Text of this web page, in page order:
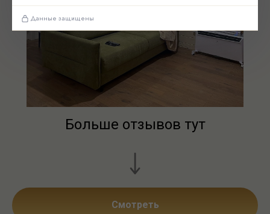
Данные защищены
Больше отзывов тут
Смотреть